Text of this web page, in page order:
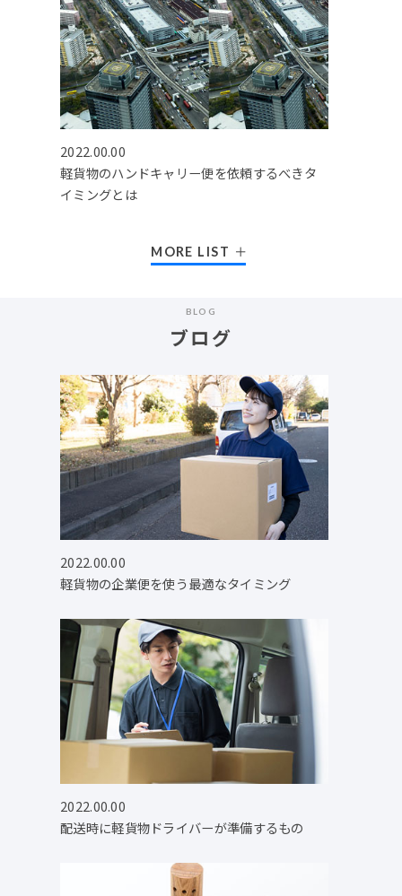
2022.00.00
軽貨物のハンドキャリー便を依頼するべきタ
イミングとは
MORE LIST
BLOG
ブログ
2022.00.00
軽貨物の企業便を使う最適なタイミング
2022.00.00
配送時に軽貨物ドライバーが準備するもの